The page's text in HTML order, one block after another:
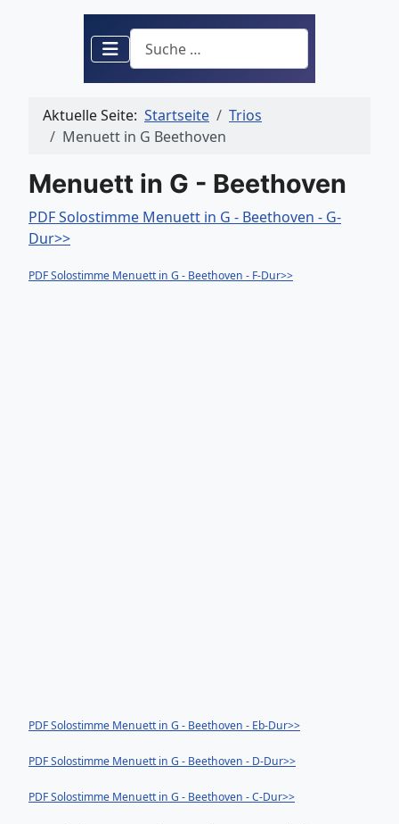
Suchen
Aktuelle Seite: Startseite
Trios
Menuett in G Beethoven
Menuett in G - Beethoven
PDF Solostimme Menuett in G - Beethoven - G-
Dur>>
PDF Solostimme Menuett in G - Beethoven - F-Dur>>
PDF Solostimme Menuett in G - Beethoven - Eb-Dur>>
PDF Solostimme Menuett in G - Beethoven - D-Dur>>
PDF Solostimme Menuett in G - Beethoven - C-Dur>>